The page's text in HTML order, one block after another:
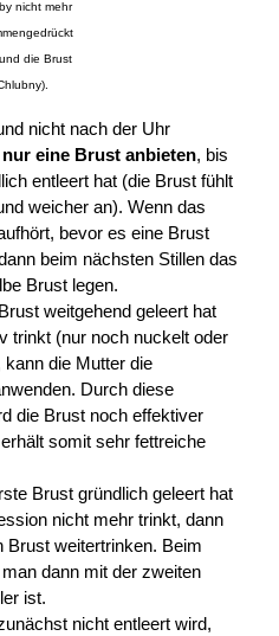
nicht mehr
die Brust
nicht nach der Uhr
nur eine Brust anbieten, bis
entleert hat (die Brust fühlt
weicher an). Wenn das
bevor es eine Brust
beim nächsten Stillen das
Brust legen.
weitgehend geleert hat
trinkt (nur noch nuckelt oder
die Mutter die
Durch diese
die Brust noch effektiver
somit sehr fettreiche
Brust gründlich geleert hat
nicht mehr trinkt, dann
Brust weitertrinken. Beim
dann mit der zweiten
ist.
nicht entleert wird,